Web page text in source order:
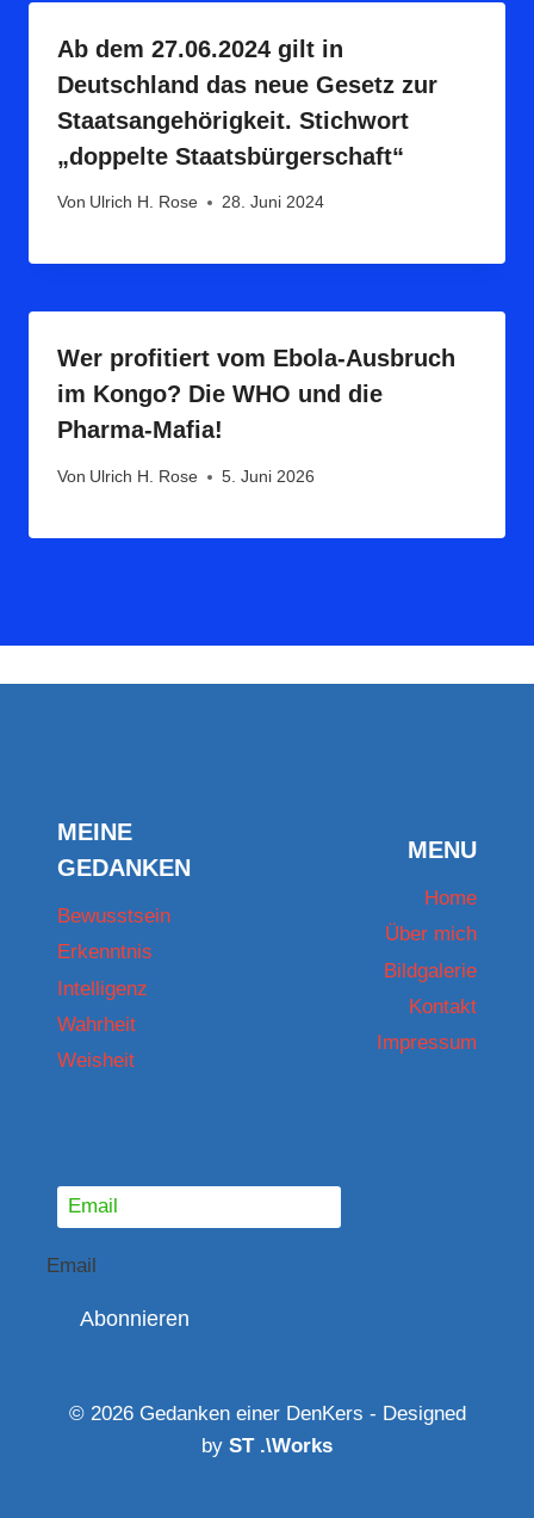
Ab dem 27.06.2024 gilt in
Deutschland das neue Gesetz zur
Staatsangehörigkeit. Stichwort
„doppelte Staatsbürgerschaft“
Von Ulrich H. Rose 28. Juni 2024
Wer profitiert vom Ebola-Ausbruch
im Kongo? Die WHO und die
Pharma-Mafia!
Von Ulrich H. Rose 5. Juni 2026
MEINE
GEDANKEN
Bewusstsein
Erkenntnis
Intelligenz
Wahrheit
Weisheit
MENU
Home
Über mich
Bildgalerie
Kontakt
Impressum
© 2026 Gedanken einer DenKers - Designed
by ST .\Works
Email
Abonnieren